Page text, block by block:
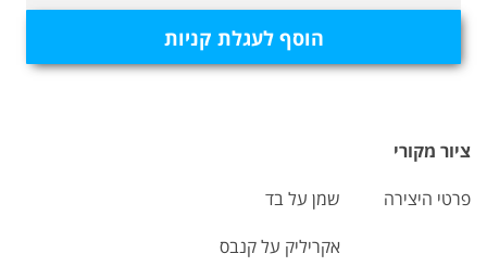
הוסף לעגלת קניות
ציור מקורי
פרטי היצירה
שמן על בד
אקריליק על קנבס